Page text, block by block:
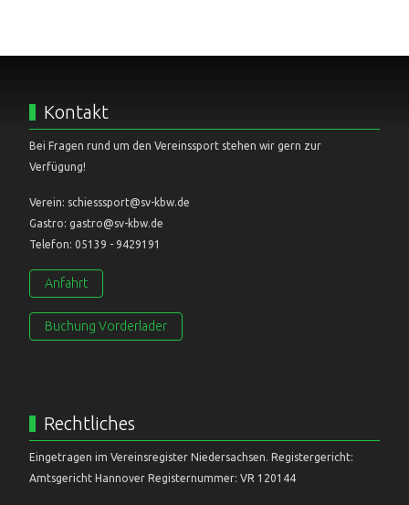
Kontakt
Bei Fragen rund um den Vereinssport stehen wir gern zur
Verfügung!
Verein: schiesssport@sv-kbw.de
Gastro: gastro@sv-kbw.de
Telefon: 05139 - 9429191
Anfahrt
Buchung Vorderlader
Rechtliches
Eingetragen im Vereinsregister Niedersachsen. Registergericht:
Amtsgericht Hannover Registernummer: VR 120144